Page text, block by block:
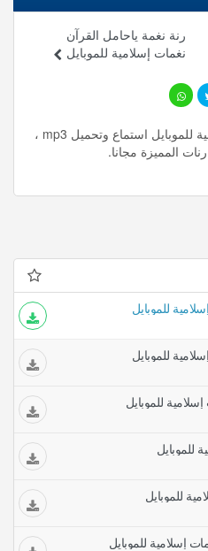
رنة نغمة ياحامل القرآن
نغمات إسلامية للموبايل
رنة نغمة بكت عيني نغمات إسلامية للموبايل استماع وتحميل mp3 ،
للموبايل
للموبايل
للموبايل
للموبايل
للموبايل
إسلامية للموبايل